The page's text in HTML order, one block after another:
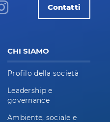
Contatti
CHI SIAMO
Profilo della società
Leadership e
governance
Ambiente, sociale e